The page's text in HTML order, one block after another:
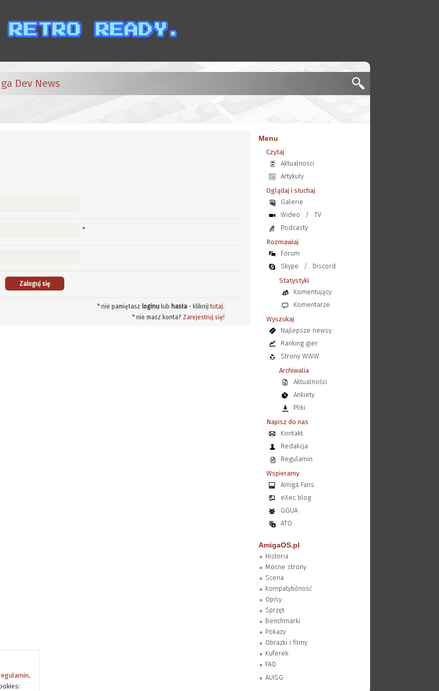
,
Dev News
*
* nie pamiętasz loginulub hasła- kliknijtutaj.
* nie masz konta? Zarejestruj się!
Menu
Czytaj
Aktualności
Artykuły
Oglądaj i słuchaj
Galerie
Wideo
/
TV
Podcasty
Rozmawiaj
Forum
Skype
/
Discord
Statystyki
Komentujący
Komentarze
Wyszukaj
Najlepsze newsy
Ranking gier
Strony WWW
Archiwalia
Aktualności
Ankiety
Pliki
Napisz do nas
Kontakt
Redakcja
Regulamin
Wspieramy
Amiga Fans
eXec blog
GGUA
ATO
AmigaOS.pl
Historia
Mocne strony
Scena
Kompatybilność
Opisy
Sprzęt
Benchmarki
Pokazy
Obrazki i filmy
Kuferek
FAQ
AUISG